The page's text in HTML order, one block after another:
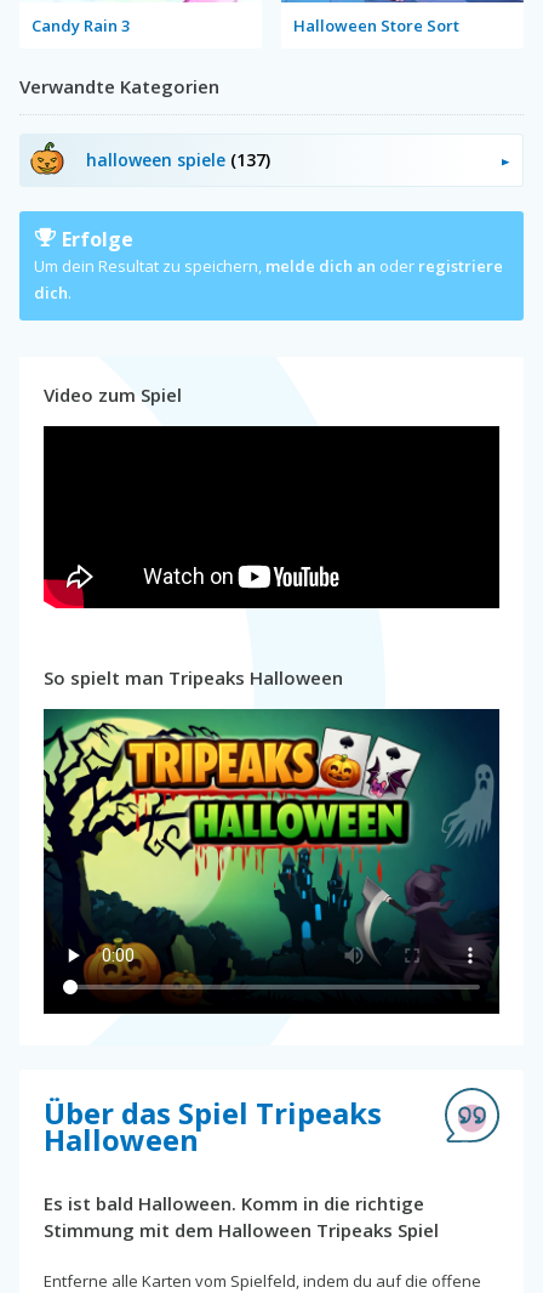
Candy Rain 3 Halloween Store Sort
Verwandte Kategorien
halloween spiele (137)
Erfolge
Um dein Resultat zu speichern, melde dich an oder registriere
dich.
Video zum Spiel
So spielt man Tripeaks Halloween
Über das Spiel Tripeaks
Halloween
Es ist bald Halloween. Komm in die richtige
Stimmung mit dem Halloween Tripeaks Spiel
Entferne alle Karten vom Spielfeld, indem du auf die offene